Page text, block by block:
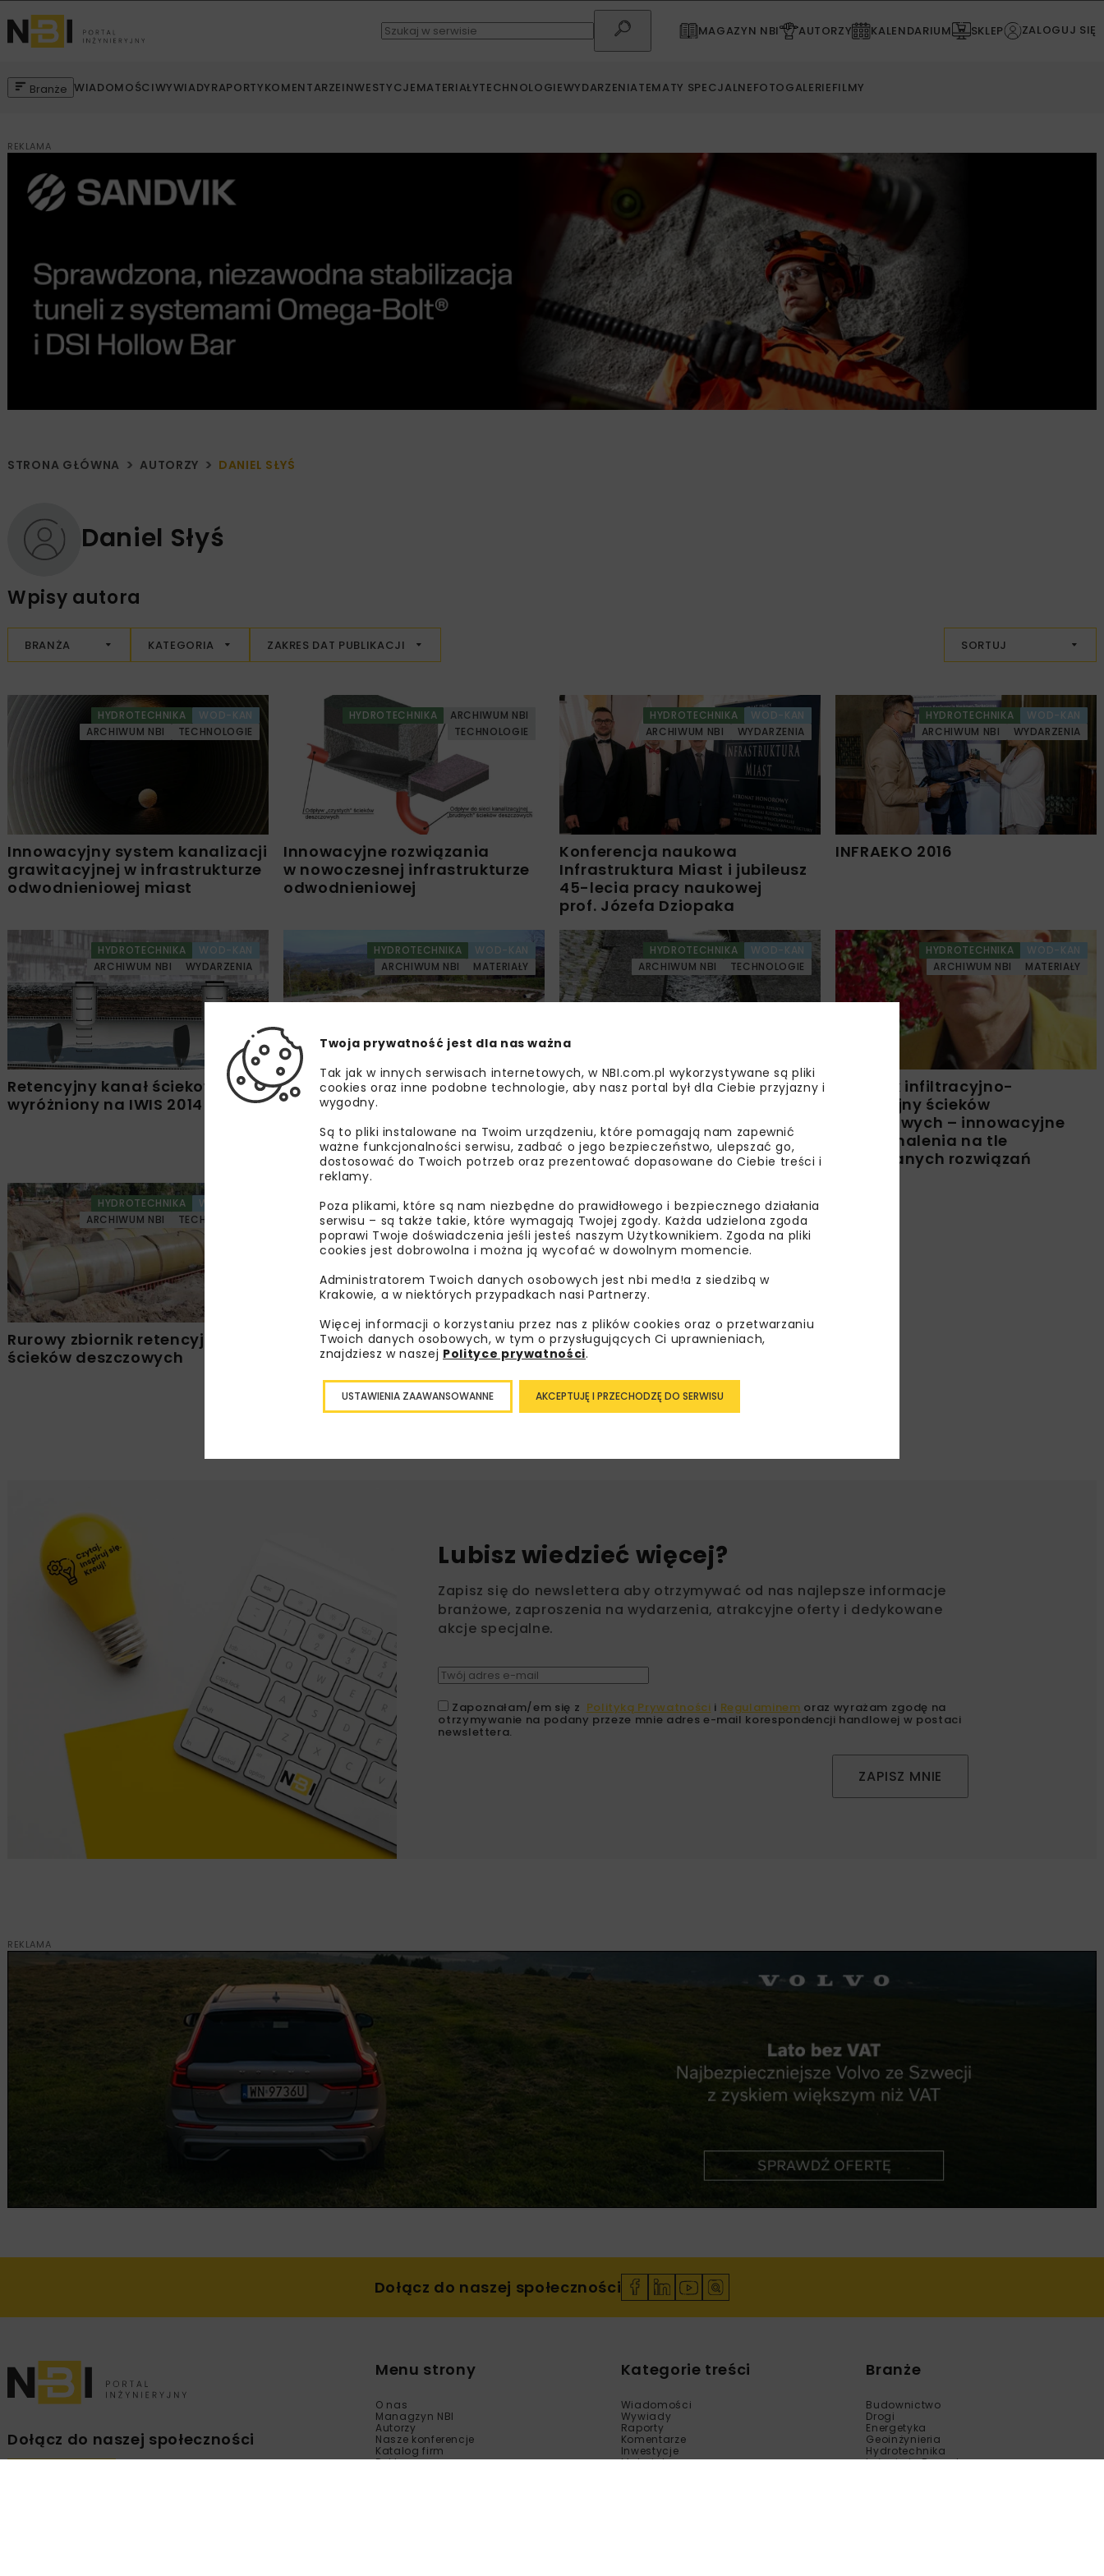
MAGAZYN NBI AUTORZY KALENDARIUM SKLEP ZALOGUJ SIĘ
Branże WIADOMOŚCIWYWIADYRAPORTYKOMENTARZEINWESTYCJEMATERIAŁYTECHNOLOGIEWYDARZENIATEMATY SPECJALNEFOTOGALERIEFILMY
REKLAMA
STRONA GŁÓWNA AUTORZY DANIEL SŁYŚ
Daniel Słyś
Wpisy autora
BRANŻA KATEGORIA ZAKRES DAT PUBLIKACJI SORTUJ
HYDROTECHNIKA
WOD-KAN
ARCHIWUM NBI
TECHNOLOGIE
Innowacyjny system kanalizacji
grawitacyjnej w infrastrukturze
odwodnieniowej miast
HYDROTECHNIKA
ARCHIWUM NBI
TECHNOLOGIE
Innowacyjne rozwiązania
w nowoczesnej infrastrukturze
odwodnieniowej
HYDROTECHNIKA
WOD-KAN
ARCHIWUM NBI
WYDARZENIA
Konferencja naukowa
Infrastruktura Miast i jubileusz
45-lecia pracy naukowej
prof. Józefa Dziopaka
HYDROTECHNIKA
WOD-KAN
ARCHIWUM NBI
WYDARZENIA
INFRAEKO 2016
HYDROTECHNIKA
WOD-KAN
ARCHIWUM NBI
WYDARZENIA
Retencyjny kanał ściekowy
wyróżniony na IWIS 2014
HYDROTECHNIKA
WOD-KAN
ARCHIWUM NBI
MATERIAŁY
Urządzenie do podczyszczania
wód opadowych
HYDROTECHNIKA
WOD-KAN
ARCHIWUM NBI
TECHNOLOGIE
Sedymentacyjne koryto
HYDROTECHNIKA
WOD-KAN
ARCHIWUM NBI
MATERIAŁY
Zbiornik infiltracyjno-
retencyjny ścieków
deszczowych – innowacyjne
udoskonalenia na tle
stosowanych rozwiązań
HYDROTECHNIKA
WOD-KAN
ARCHIWUM NBI
TECHNOLOGIE
Rurowy zbiornik retencyjny
ścieków deszczowych
HYDROTECHNIKA
WOD-KAN
ARCHIWUM NBI
MATERIAŁY
Zbiornik infiltracyjno-
retencyjny ścieków
deszczowych
Lubisz wiedzieć więcej?
Zapisz się do newslettera aby otrzymywać od nas najlepsze informacje
branżowe, zaproszenia na wydarzenia, atrakcyjne oferty i dedykowane
akcje specjalne.
Zapoznałam/em się z Polityką Prywatności i Regulaminem oraz wyrażam zgodę na
otrzymywanie na podany przeze mnie adres e-mail korespondencji handlowej w postaci
newslettera.
ZAPISZ MNIE
REKLAMA
Dołącz do naszej społeczności
Dołącz do naszej społeczności
Menu strony
O nas
Managzyn NBI
Autorzy
Nasze konferencje
Katalog firm
Reklama
Kategorie treści
Wiadomości
Wywiady
Raporty
Komentarze
Inwestycje
Materiały
Branże
Budownictwo
Drogi
Energetyka
Geoinżynieria
Hydrotechnika
Inżynieria Bezwykopowa
Twoja prywatność jest dla nas ważna
Tak jak w innych serwisach internetowych, w NBI.com.pl wykorzystywane są pliki
cookies oraz inne podobne technologie, aby nasz portal był dla Ciebie przyjazny i
wygodny.
Są to pliki instalowane na Twoim urządzeniu, które pomagają nam zapewnić
ważne funkcjonalności serwisu, zadbać o jego bezpieczeństwo, ulepszać go,
dostosować do Twoich potrzeb oraz prezentować dopasowane do Ciebie treści i
reklamy.
Poza plikami, które są nam niezbędne do prawidłowego i bezpiecznego działania
serwisu – są także takie, które wymagają Twojej zgody. Każda udzielona zgoda
poprawi Twoje doświadczenia jeśli jesteś naszym Użytkownikiem. Zgoda na pliki
cookies jest dobrowolna i można ją wycofać w dowolnym momencie.
Administratorem Twoich danych osobowych jest nbi med!a z siedzibą w
Krakowie, a w niektórych przypadkach nasi Partnerzy.
Więcej informacji o korzystaniu przez nas z plików cookies oraz o przetwarzaniu
Twoich danych osobowych, w tym o przysługujących Ci uprawnieniach,
znajdziesz w naszej Polityce prywatności.
AKCEPTUJĘ I PRZECHODZĘ DO SERWISU
USTAWIENIA ZAAWANSOWANNE